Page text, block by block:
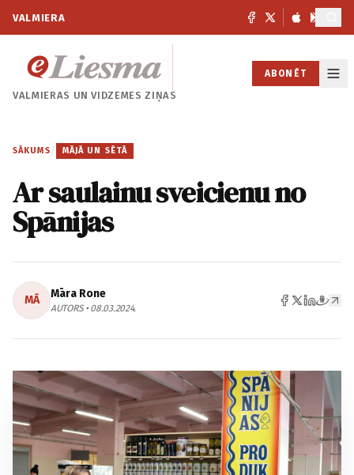
VALMIERA
VALMIERAS UNVIDZEMES ZIŅAS
ABONĒT
SĀKUMS / MĀJĀ UN SĒTĀ
Ar saulainu sveicienu no
Spānijas
MĀ Māra Rone
AUTORS • 08.03.2024.